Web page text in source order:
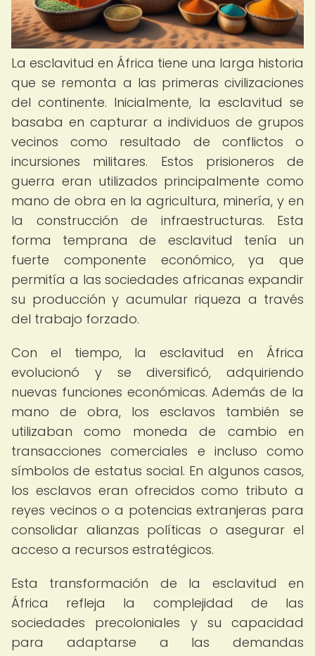
La esclavitud en África tiene una larga historia
que se remonta a las primeras civilizaciones
del continente. Inicialmente, la esclavitud se
basaba en capturar a individuos de grupos
vecinos como resultado de conflictos o
incursiones militares. Estos prisioneros de
guerra eran utilizados principalmente como
mano de obra en la agricultura, minería, y en
la construcción de infraestructuras. Esta
forma temprana de esclavitud tenía un
fuerte componente económico, ya que
permitía a las sociedades africanas expandir
su producción y acumular riqueza a través
del trabajo forzado.
Con el tiempo, la esclavitud en África
evolucionó y se diversificó, adquiriendo
nuevas funciones económicas. Además de la
mano de obra, los esclavos también se
utilizaban como moneda de cambio en
transacciones comerciales e incluso como
símbolos de estatus social. En algunos casos,
los esclavos eran ofrecidos como tributo a
reyes vecinos o a potencias extranjeras para
consolidar alianzas políticas o asegurar el
acceso a recursos estratégicos.
Esta transformación de la esclavitud en
África refleja la complejidad de las
sociedades precoloniales y su capacidad
para adaptarse a las demandas